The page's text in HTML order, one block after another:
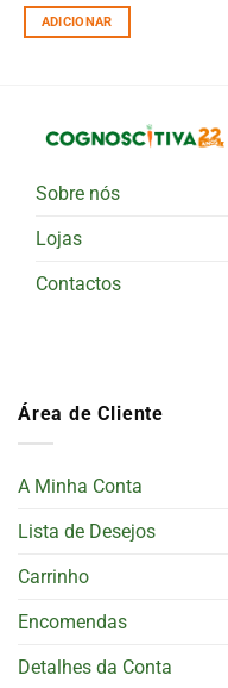
ADICIONAR
Sobre nós
Lojas
Contactos
Área de Cliente
A Minha Conta
Lista de Desejos
Carrinho
Encomendas
Detalhes da Conta